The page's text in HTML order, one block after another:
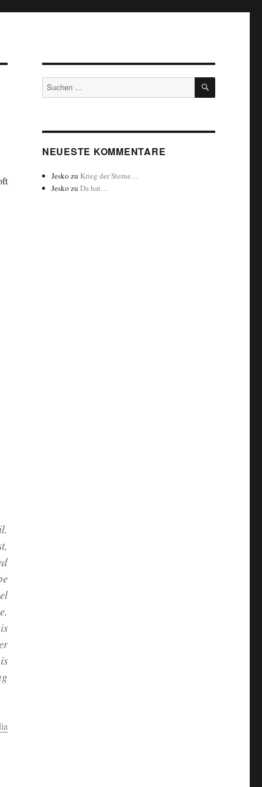
Suchen
nach:
SUCHEN
NEUESTE KOMMENTARE
Jesko zu Krieg der Sterne…
Jesko zuDa hat…